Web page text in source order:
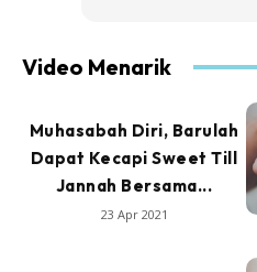
Video Menarik
Muhasabah Diri, Barulah
Dapat Kecapi Sweet Till
Jannah Bersama...
23 Apr 2021